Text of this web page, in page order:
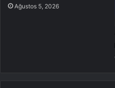
Ağustos 5, 2026